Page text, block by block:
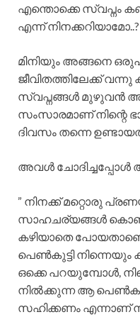
എന്തൊക്കെ സ്വപ്നം
എന്ന് നിനക്കറിയാമോ..?
മിനിയും അങ്ങനെ
ജീവിതത്തിലേക്ക്
സ്വപ്നങ്ങൾ മുഴുവൻ
സംസാരമാണ് നിന്റെ
ദിവസം തന്നെ
അവൾ ചോദിച്ചപ്പോൾ
” നിനക്ക് മറ്റൊരു
സാഹചര്യങ്ങൾ കൊണ്ട്
കഴിയാതെ
പെൺകുട്ടി നിന്നെയും
ഒക്കെ പറയുമ്പോൾ,
നിൽക്കുന്ന ആ
സഹിക്കണം എന്നാണ്